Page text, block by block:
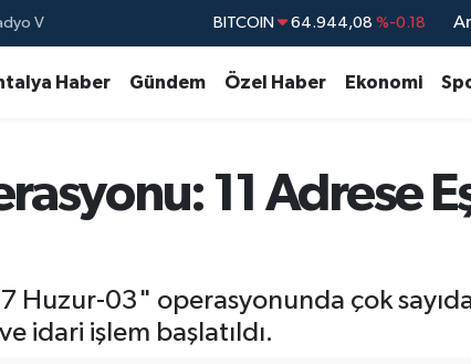
V BITCOIN 64.944,08 %-0.18
GRAM ALTIN 6660.55 %0.03
Haber Gündem Özel Haber Ekonomi
11 Adrese
Huzur-03" operasyonunda çok
idari işlem başlatıldı.